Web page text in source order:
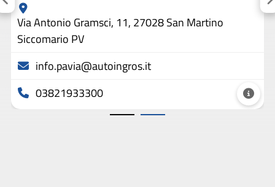
Via Antonio Gramsci, 11, 27028 San Martino
Siccomario PV
info.pavia@autoingros.it
03821933300